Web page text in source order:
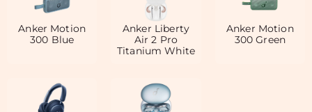
Anker Motion
300 Blue
Anker Liberty
Air 2 Pro
Titanium White
Anker Motion
300 Green